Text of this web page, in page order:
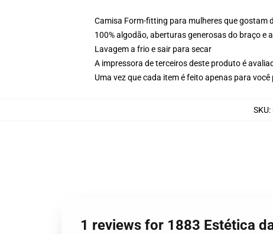
Camisa Form-fitting para mulheres que gostam
100% algodão, aberturas generosas do braço e
Lavagem a frio e sair para secar
A impressora de terceiros deste produto é
Uma vez que cada item é feito apenas para
SKU:
1 reviews for 1883 Estética